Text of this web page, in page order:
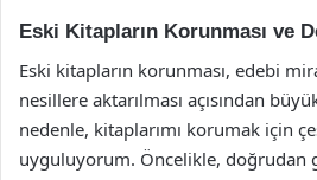
Eski Kitapların Korunması ve
Eski kitapların korunması, edebi
nesillere aktarılması açısından
nedenle, kitaplarımı korumak için
uyguluyorum. Öncelikle, doğrudan